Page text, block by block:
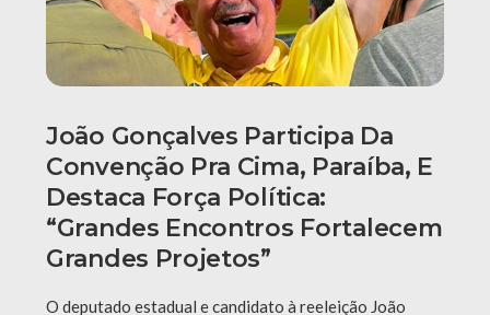
João Gonçalves Participa Da
Convenção Pra Cima, Paraíba, E
Destaca Força Política:
“grandes Encontros Fortalecem
Grandes Projetos”
O deputado estadual e candidato à reeleição João